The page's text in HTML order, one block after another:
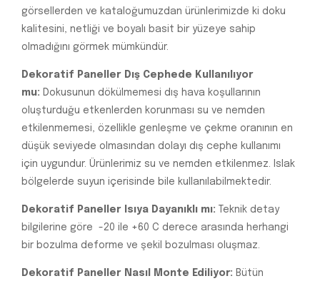
görsellerden ve kataloğumuzdan ürünlerimizde ki doku
kalitesini, netliği ve boyalı basit bir yüzeye sahip
olmadığını görmek mümkündür.
Dekoratif Paneller Dış Cephede Kullanılıyor
mu: Dokusunun dökülmemesi dış hava koşullarının
oluşturduğu etkenlerden korunması su ve nemden
etkilenmemesi, özellikle genleşme ve çekme oranının en
düşük seviyede olmasından dolayı dış cephe kullanımı
için uygundur. Ürünlerimiz su ve nemden etkilenmez. Islak
bölgelerde suyun içerisinde bile kullanılabilmektedir.
Dekoratif Paneller Isıya Dayanıklı mı: Teknik detay
bilgilerine göre -20 ile +60 C derece arasında herhangi
bir bozulma deforme ve şekil bozulması oluşmaz.
Dekoratif Paneller Nasıl Monte Ediliyor: Bütün